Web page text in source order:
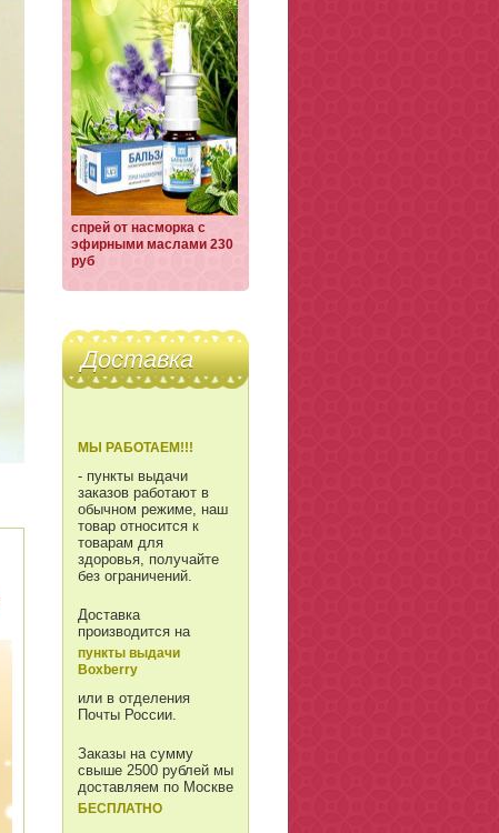
спрей от насморка с
эфирными маслами 230
руб
Доставка
МЫ РАБОТАЕМ!!!
- пункты выдачи
заказов работают в
обычном режиме, наш
товар относится к
товарам для
здоровья, получайте
без ограничений.
Доставка
производится на
пункты выдачи
Boxberry
или в отделения
Почты России.
Заказы на сумму
свыше 2500 рублей мы
доставляем по Москве
БЕСПЛАТНО